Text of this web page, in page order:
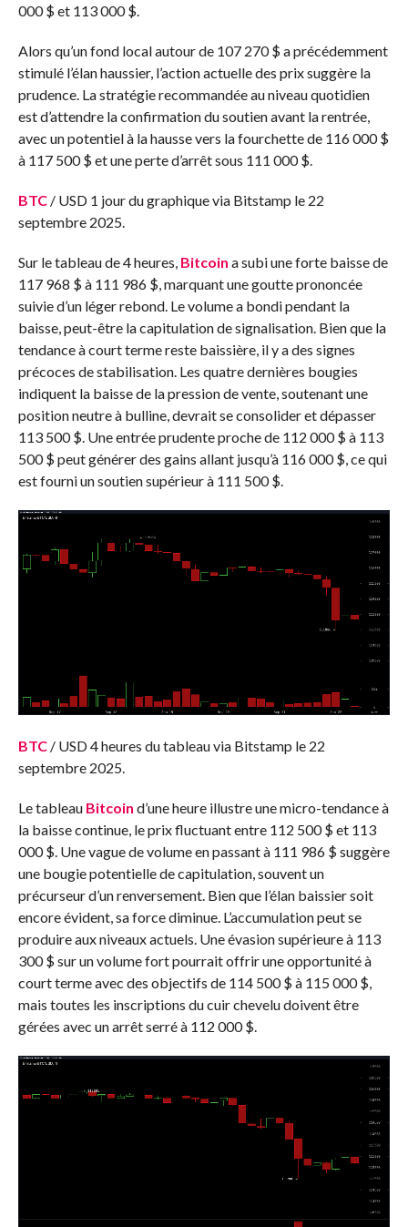
000 $ et 113 000 $.
Alors qu’un fond local autour de 107 270 $ a précédemment
stimulé l’élan haussier, l’action actuelle des prix suggère la
prudence. La stratégie recommandée au niveau quotidien
est d’attendre la confirmation du soutien avant la rentrée,
avec un potentiel à la hausse vers la fourchette de 116 000 $
à 117 500 $ et une perte d’arrêt sous 111 000 $.
BTC/ USD 1 jour du graphique via Bitstamp le 22
septembre 2025.
Sur le tableau de 4 heures, Bitcoin a subi une forte baisse de
117 968 ​​$ à 111 986 $, marquant une goutte prononcée
suivie d’un léger rebond. Le volume a bondi pendant la
baisse, peut-être la capitulation de signalisation. Bien que la
tendance à court terme reste baissière, il y a des signes
précoces de stabilisation. Les quatre dernières bougies
indiquent la baisse de la pression de vente, soutenant une
position neutre à bulline, devrait se consolider et dépasser
113 500 $. Une entrée prudente proche de 112 000 $ à 113
500 $ peut générer des gains allant jusqu’à 116 000 $, ce qui
est fourni un soutien supérieur à 111 500 $.
BTC/ USD 4 heures du tableau via Bitstamp le 22
septembre 2025.
Le tableau Bitcoin d’une heure illustre une micro-tendance à
la baisse continue, le prix fluctuant entre 112 500 $ et 113
000 $. Une vague de volume en passant à 111 986 $ suggère
une bougie potentielle de capitulation, souvent un
précurseur d’un renversement. Bien que l’élan baissier soit
encore évident, sa force diminue. L’accumulation peut se
produire aux niveaux actuels. Une évasion supérieure à 113
300 $ sur un volume fort pourrait offrir une opportunité à
court terme avec des objectifs de 114 500 $ à 115 000 $,
mais toutes les inscriptions du cuir chevelu doivent être
gérées avec un arrêt serré à 112 000 $.